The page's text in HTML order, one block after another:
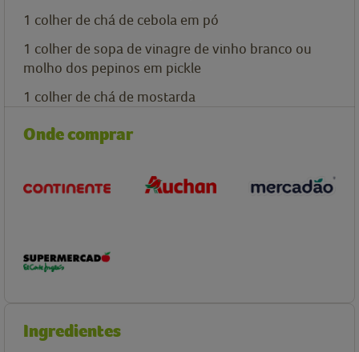
1 colher de chá de cebola em pó
1 colher de sopa de vinagre de vinho branco ou
molho dos pepinos em pickle
1 colher de chá de mostarda
Onde comprar
Ingredientes